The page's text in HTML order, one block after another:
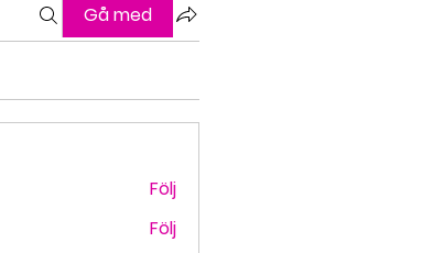
Gå med
Följ
Följ